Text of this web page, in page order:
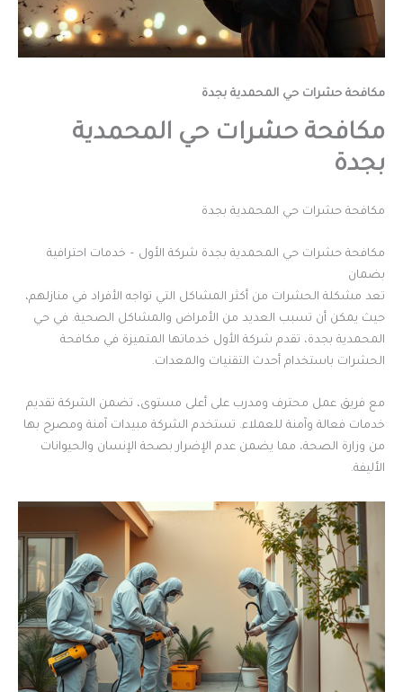
مكافحة حشرات حي المحمدية بجدة
مكافحة حشرات حي المحمدية
بجدة
مكافحة حشرات حي المحمدية بجدة
مكافحة حشرات حي المحمدية بجدة شركة الأول – خدمات احترافية
بضمان
تعد مشكلة الحشرات من أكثر المشاكل التي تواجه الأفراد في منازلهم،
حيث يمكن أن تسبب العديد من الأمراض والمشاكل الصحية. في حي
المحمدية بجدة، تقدم شركة الأول خدماتها المتميزة في مكافحة
الحشرات باستخدام أحدث التقنيات والمعدات.
مع فريق عمل محترف ومدرب على أعلى مستوى، تضمن الشركة تقديم
خدمات فعالة وآمنة للعملاء. تستخدم الشركة مبيدات آمنة ومصرح بها
من وزارة الصحة، مما يضمن عدم الإضرار بصحة الإنسان والحيوانات
الأليفة.